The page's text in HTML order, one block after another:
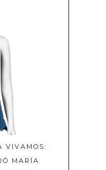
VIVAMOS:
MARÍA